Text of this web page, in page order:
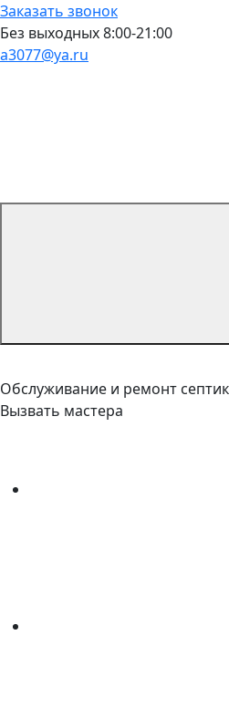
Заказать звонок
Без выходных 8:00-21:00
a3077@ya.ru
Обслуживание и ремонт
Вызвать мастера